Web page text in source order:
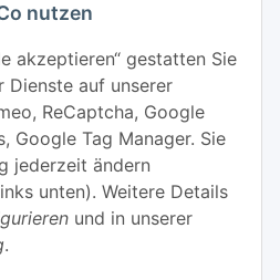
nutzen
akzeptieren“ gestatten Sie
Dienste auf unserer
ReCaptcha, Google
Google Tag Manager. Sie
jederzeit ändern
unten). Weitere Details
und in unserer
. zzgl.